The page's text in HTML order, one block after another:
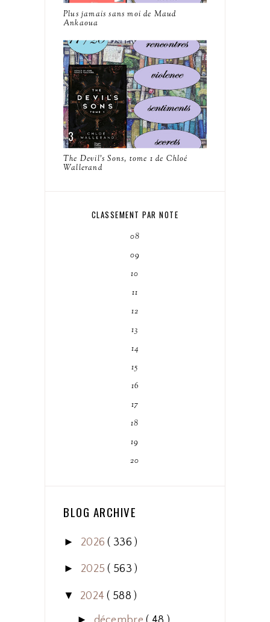
Plus jamais sans moi de Maud
Ankaoua
The Devil's Sons, tome 1 de Chloé
Wallerand
CLASSEMENT PAR NOTE
08
09
10
11
12
13
14
15
16
17
18
19
20
BLOG ARCHIVE
► 2026( 336 )
► 2025( 563 )
▼ 2024( 588 )
►